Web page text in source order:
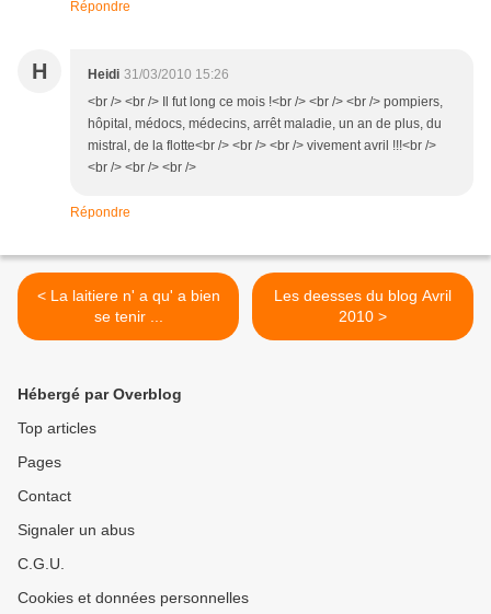
Répondre
H Heidi 31/03/2010 15:26
<br /> <br /> Il fut long ce mois !<br /> <br /> <br /> pompiers,
hôpital, médocs, médecins, arrêt maladie, un an de plus, du
mistral, de la flotte<br /> <br /> <br /> vivement avril !!!<br />
<br /> <br /> <br />
Répondre
< La laitiere n' a qu' a bien
se tenir ...
Les deesses du blog Avril
2010 >
Hébergé par Overblog
Top articles
Pages
Contact
Signaler un abus
C.G.U.
Cookies et données personnelles